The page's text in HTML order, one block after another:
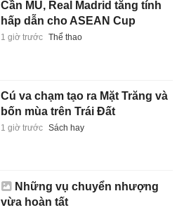
Cần MU, Real Madrid tăng tính
hấp dẫn cho ASEAN Cup
1 giờ trước Thể thao
Cú va chạm tạo ra Mặt Trăng và
bốn mùa trên Trái Đất
1 giờ trước Sách hay
Những vụ chuyển nhượng
vừa hoàn tất